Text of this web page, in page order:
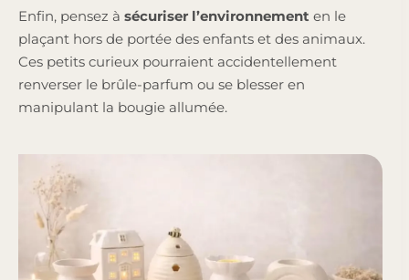
Enfin, pensez à sécuriser l’environnement en le
plaçant hors de portée des enfants et des animaux.
Ces petits curieux pourraient accidentellement
renverser le brûle-parfum ou se blesser en
manipulant la bougie allumée.